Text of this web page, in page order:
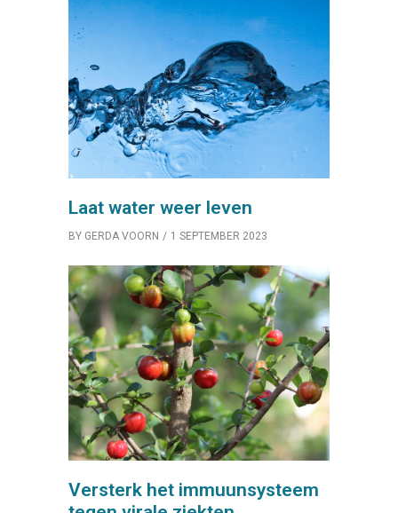
Laat water weer leven
BY GERDA VOORN 1 SEPTEMBER 2023
Versterk het immuunsysteem